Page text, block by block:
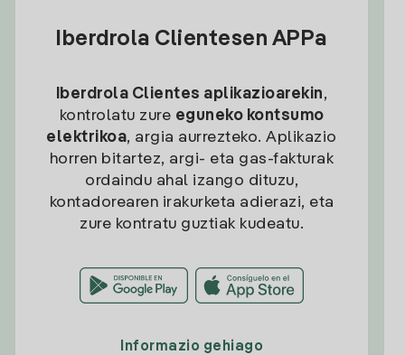
Iberdrola Clientesen APPa
Iberdrola Clientes aplikazioarekin,
kontrolatu zure eguneko kontsumo
elektrikoa, argia aurrezteko. Aplikazio
horren bitartez, argi- eta gas-fakturak
ordaindu ahal izango dituzu,
kontadorearen irakurketa adierazi, eta
zure kontratu guztiak kudeatu.
Informazio gehiago